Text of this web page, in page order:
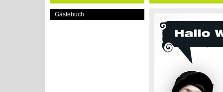
Gästebuch